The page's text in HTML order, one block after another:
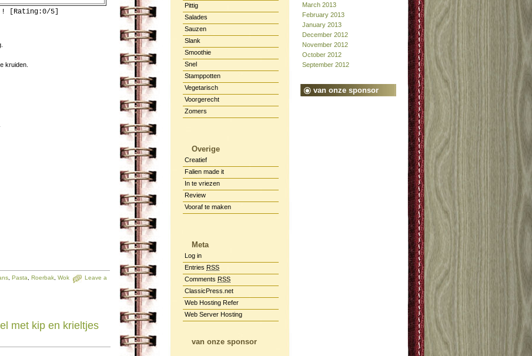
[Rating:0/5]
kruiden.
Pasta Roerbak Wok
Leave a
met kip en kriel­tjes
Pittig
Salades
Sauzen
Slank
Smoothie
Snel
Stamppotten
Vegetarisch
Voorgerecht
Zomers
Overige
Creatief
Falien made it
In te vriezen
Review
Vooraf te maken
Meta
Log in
Entries RSS
Comments RSS
ClassicPress.net
Web Hosting Refer
Web Server Hosting
van onze sponsor
March 2013
February 2013
January 2013
December 2012
November 2012
October 2012
September 2012
van onze sponsor